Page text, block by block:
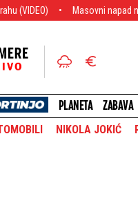
Masovni napad na Ameriku:
PLANETA ZABAVA
NIKOLA JOKIĆ